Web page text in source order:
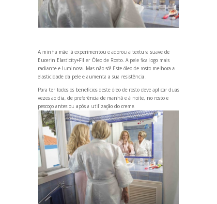
A minha mãe já experimentou e adorou a textura suave de
Eucerin Elasticity+Filler Óleo de Rosto. A pele fica logo mais
radiante e luminosa. Mas não só! Este óleo de rosto melhora a
elasticidade da pele e aumenta a sua resistência.
Para ter todos os benefícios deste óleo de rosto deve aplicar duas
vezes ao dia, de preferência de manhã e à noite, no rosto e
pescoço antes ou após a utilização do creme.